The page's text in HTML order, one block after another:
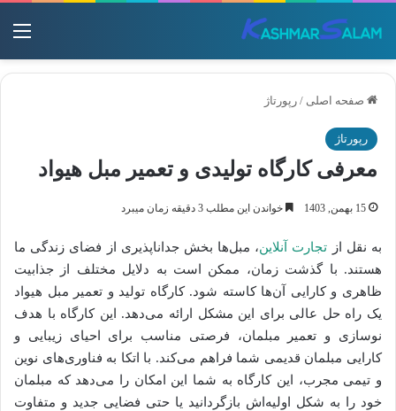
صفحه اصلی / رپورتاژ
رپورتاژ
معرفی کارگاه تولیدی و تعمیر مبل هیواد
15 بهمن, 1403 خواندن این مطلب 3 دقیقه زمان میبرد
به نقل از تجارت آنلاین، مبل‌ها بخش جداناپذیری از فضای زندگی ما
هستند. با گذشت زمان، ممکن است به دلایل مختلف از جذابیت
ظاهری و کارایی آن‌ها کاسته شود. کارگاه تولید و تعمیر مبل هیواد
یک راه حل عالی برای این مشکل ارائه می‌دهد. این کارگاه با هدف
نوسازی و تعمیر مبلمان، فرصتی مناسب برای احیای زیبایی و
کارایی مبلمان قدیمی شما فراهم می‌کند. با اتکا به فناوری‌های نوین
و تیمی مجرب، این کارگاه به شما این امکان را می‌دهد که مبلمان
خود را به شکل اولیه‌اش بازگردانید یا حتی فضایی جدید و متفاوت